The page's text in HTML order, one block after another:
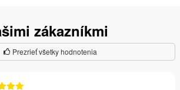
zákazníkmi
Prezrieť všetky hodnotenia